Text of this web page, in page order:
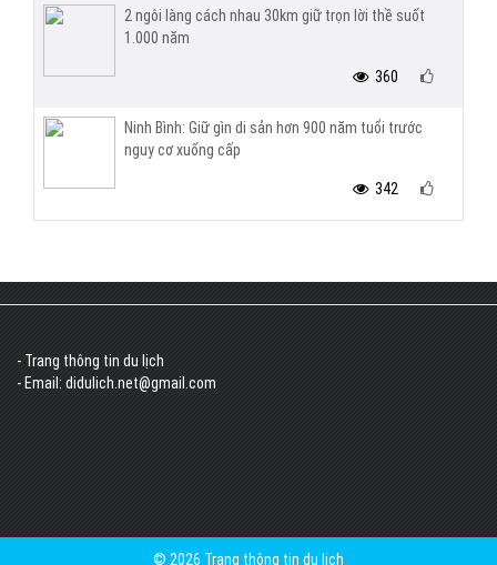
2 ngôi làng cách nhau 30km giữ trọn lời thề suốt
1.000 năm
360
Ninh Bình: Giữ gìn di sản hơn 900 năm tuổi trước
nguy cơ xuống cấp
342
- Trang thông tin du lịch
- Email: didulich.net@gmail.com
© 2026 Trang thông tin du lịch